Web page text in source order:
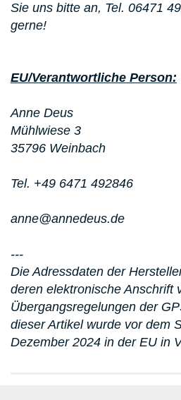
Sie uns bitte an, Tel. 06471
gerne!
EU/Verantwortliche Person:
Anne Deus
Mühlwiese 3
35796 Weinbach
Tel. +49 6471 492846
anne@annedeus.de
---
Die Adressdaten der
deren elektronische Anschrift
Übergangsregelungen der
dieser Artikel wurde vor dem
Dezember 2024 in der EU in